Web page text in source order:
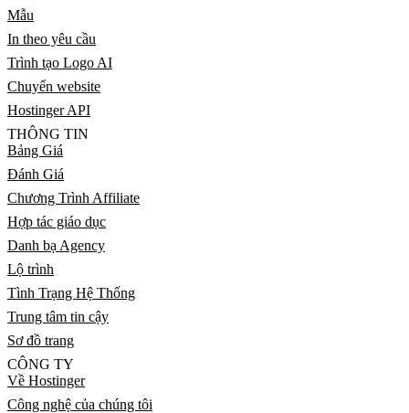
Mẫu
In theo yêu cầu
Trình tạo Logo AI
Chuyển website
Hostinger API
THÔNG TIN
Bảng Giá
Đánh Giá
Chương Trình Affiliate
Hợp tác giáo dục
Danh bạ Agency
Lộ trình
Tình Trạng Hệ Thống
Trung tâm tin cậy
Sơ đồ trang
CÔNG TY
Về Hostinger
Công nghệ của chúng tôi